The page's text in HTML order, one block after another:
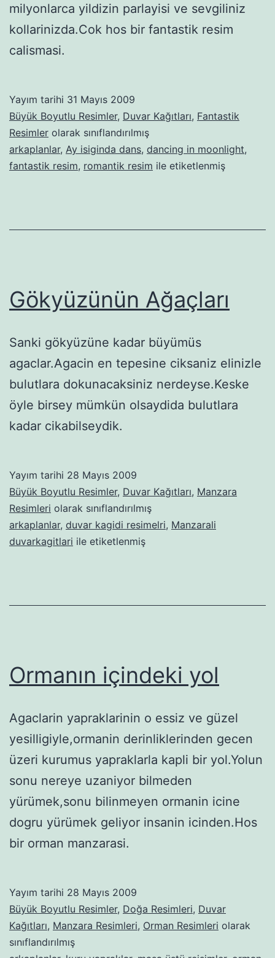
milyonlarca yildizin parlayisi ve sevgiliniz
kollarinizda.Cok hos bir fantastik resim
calismasi.
Yayım tarihi 31 Mayıs 2009
Büyük Boyutlu Resimler, Duvar Kağıtları, Fantastik
Resimler olarak sınıflandırılmış
arkaplanlar, Ay isiginda dans, dancing in moonlight,
fantastik resim, romantik resim ile etiketlenmiş
Gökyüzünün Ağaçları
Sanki gökyüzüne kadar büyümüs
agaclar.Agacin en tepesine ciksaniz elinizle
bulutlara dokunacaksiniz nerdeyse.Keske
öyle birsey mümkün olsaydida bulutlara
kadar cikabilseydik.
Yayım tarihi 28 Mayıs 2009
Büyük Boyutlu Resimler, Duvar Kağıtları, Manzara
Resimleri olarak sınıflandırılmış
arkaplanlar, duvar kagidi resimelri, Manzarali
duvarkagitlari ile etiketlenmiş
Ormanın içindeki yol
Agaclarin yapraklarinin o essiz ve güzel
yesilligiyle,ormanin derinliklerinden gecen
üzeri kurumus yapraklarla kapli bir yol.Yolun
sonu nereye uzaniyor bilmeden
yürümek,sonu bilinmeyen ormanin icine
dogru yürümek geliyor insanin icinden.Hos
bir orman manzarasi.
Yayım tarihi 28 Mayıs 2009
Büyük Boyutlu Resimler, Doğa Resimleri, Duvar
Kağıtları, Manzara Resimleri, Orman Resimleri olarak
sınıflandırılmış